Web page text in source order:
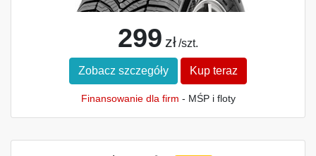
299 zł /szt.
Zobacz szczegóły Kup teraz
Finansowanie dla firm - MŚP i floty